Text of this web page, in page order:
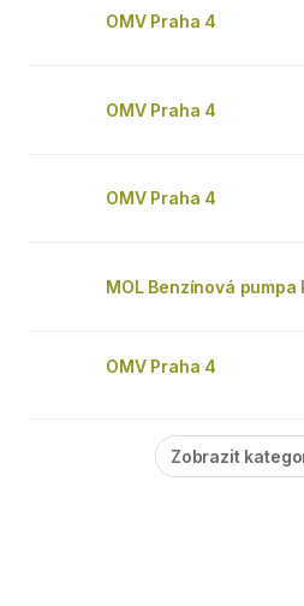
OMV Praha 4
OMV Praha 4
OMV Praha 4
MOL Benzínová
OMV Praha 4
Zobrazit